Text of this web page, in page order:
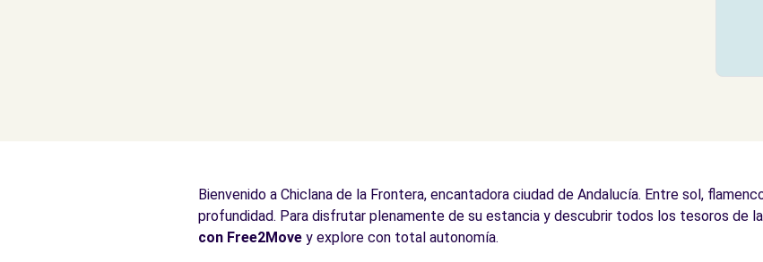
Bienvenido a Chiclana de la Frontera, encantadora ciudad de Andalucía. Entre sol,
profundidad. Para disfrutar plenamente de su estancia y descubrir todos los tesoros de
con Free2Move y explore con total autonomía.